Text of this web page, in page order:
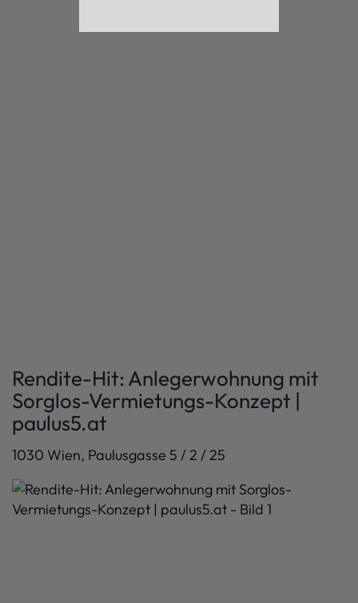
Rendite-Hit: Anlegerwohnung mit
Sorglos-Vermietungs-Konzept |
paulus5.at
1030 Wien, Paulusgasse 5 / 2 / 25